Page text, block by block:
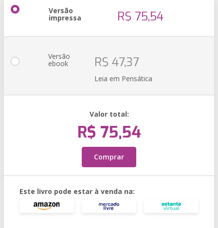
Versão
impressa R$ 75,54
Versão
ebook R$ 47,37
Leia em Pensática
Valor total:
R$ 75,54
Comprar
Este livro pode estar à venda na: